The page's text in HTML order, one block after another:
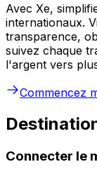
Avec Xe,
internationaux.
transparence,
suivez chaque
l'argent vers
Commencez
Connecter le